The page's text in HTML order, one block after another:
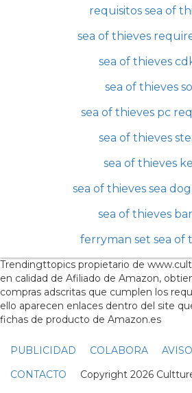
requisitos sea of
sea of thieves
sea of thieves
sea of thieves
sea of thieves pc
sea of thieves
sea of thieves
sea of thieves sea
sea of thieves
ferryman set sea of
Trendingttopics propietario de
en calidad de Afiliado de Amazon,
compras adscritas que cumplen los
ello aparecen enlaces dentro del site
fichas de producto de Amazon.es
PUBLICIDAD COLABORA
CONTACTO Copyright 2026